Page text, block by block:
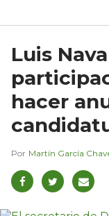
Luis
hacer
Martín García